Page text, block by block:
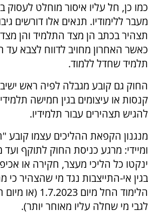
כמו כן, חל עליו איסור מוחלט לעסוק
מעבר ללימודיו. תנאים אלו דורשים
תצהיר בכתב הן מצד התלמיד והן
תלמיד שחדל ללמוד.
החוק גם קובע מגבלה לפיה ראש
קנסות או עיצומים בגין חמישה
להגיש תצהירים עבור תלמידיו.
מנגנון הקפאת ההליכים עצמו קובע
ומיידי: מרגע כניסת החוק לתוקף
ינקטו כל הליכי מעצר, חקירה או
בגין אי-התייצבות נגד מי שהצהיר כי
הלימוד החל מיום
לגבי מי שחלה עליו מאוחר יותר).